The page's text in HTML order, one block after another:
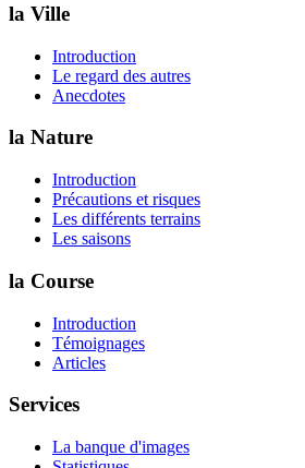
la Ville
Introduction
Le regard des autres
Anecdotes
la Nature
Introduction
Précautions et risques
Les différents terrains
Les saisons
la Course
Introduction
Témoignages
Articles
Services
La banque d'images